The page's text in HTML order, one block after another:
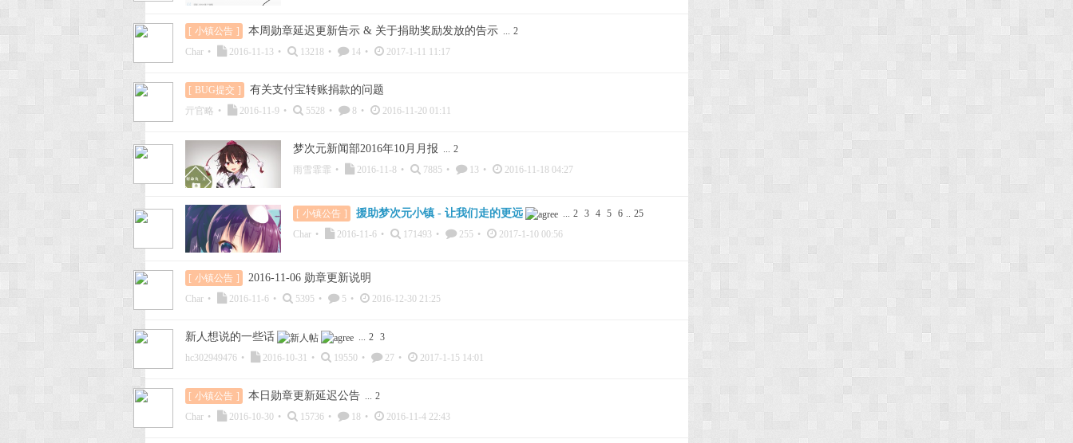
[ 小镇公告 ] 本周勋章延迟更新告示 & 关于捐助奖励发放的告示 ... 2
Char • 2016-11-13 • 13218 • 14 • 2017-1-11 11:17
[ BUG提交 ] 有关支付宝转账捐款的问题
亓官略 • 2016-11-9 • 5528 • 8 • 2016-11-20 01:11
梦次元新闻部2016年10月月报 ... 2
雨雪霏霏 • 2016-11-8 • 7885 • 13 • 2016-11-18 04:27
[ 小镇公告 ] 援助梦次元小镇 - 让我们走的更远 ... 2 3 4 5 6 .. 25
Char • 2016-11-6 • 171493 • 255 • 2017-1-10 00:56
[ 小镇公告 ] 2016-11-06 勋章更新说明
Char • 2016-11-6 • 5395 • 5 • 2016-12-30 21:25
新人想说的一些话 ... 2 3
hc302949476 • 2016-10-31 • 19550 • 27 • 2017-1-15 14:01
[ 小镇公告 ] 本日勋章更新延迟公告 ... 2
Char • 2016-10-30 • 15736 • 18 • 2016-11-4 22:43